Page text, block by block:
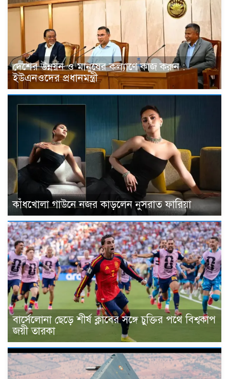
দেশের উন্নয়ন ও মানুষের কল্যাণে কাজ করুন :
ইউএনওদের প্রধানমন্ত্রী
কাঁধখোলা গাউনে নজর কাড়লেন নুসরাত ফারিয়া
বার্সেলোনা ছেড়ে শীর্ষ ক্লাবের সঙ্গে চুক্তির পথে বিশ্বকাপ
জয়ী তারকা